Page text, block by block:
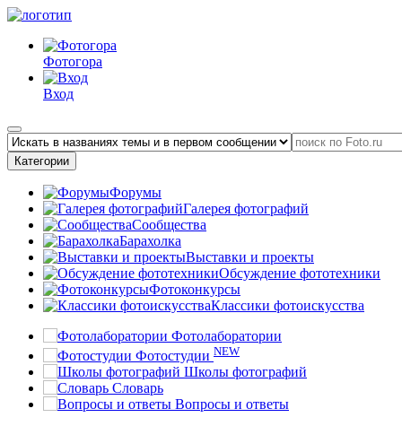
Фотогора
Вход
Категории
Форумы
Галерея фотографий
Сообщества
Барахолка
Выставки и проекты
Обсуждение фототехники
Фотоконкурсы
Классики фотоискусства
Фотолаборатории
Фотостудии NEW
Школы фотографий
Словарь
Вопросы и ответы